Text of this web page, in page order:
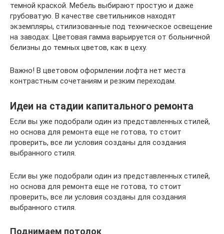
темной краской. Мебель выбирают простую и даже
грубоватую. В качестве светильников находят
экземпляры, стилизованные под техническое освещение
на заводах. Цветовая гамма варьируется от больничной
белизны до темных цветов, как в цеху.
Важно! В цветовом оформлении лофта нет места
контрастным сочетаниям и резким переходам.
Идеи на стадии капитального ремонта
Если вы уже подобрали один из представленных стилей,
но основа для ремонта еще не готова, то стоит
проверить, все ли условия созданы для создания
выбранного стиля.
Если вы уже подобрали один из представленных стилей,
но основа для ремонта еще не готова, то стоит
проверить, все ли условия созданы для создания
выбранного стиля.
Поднимаем потолок